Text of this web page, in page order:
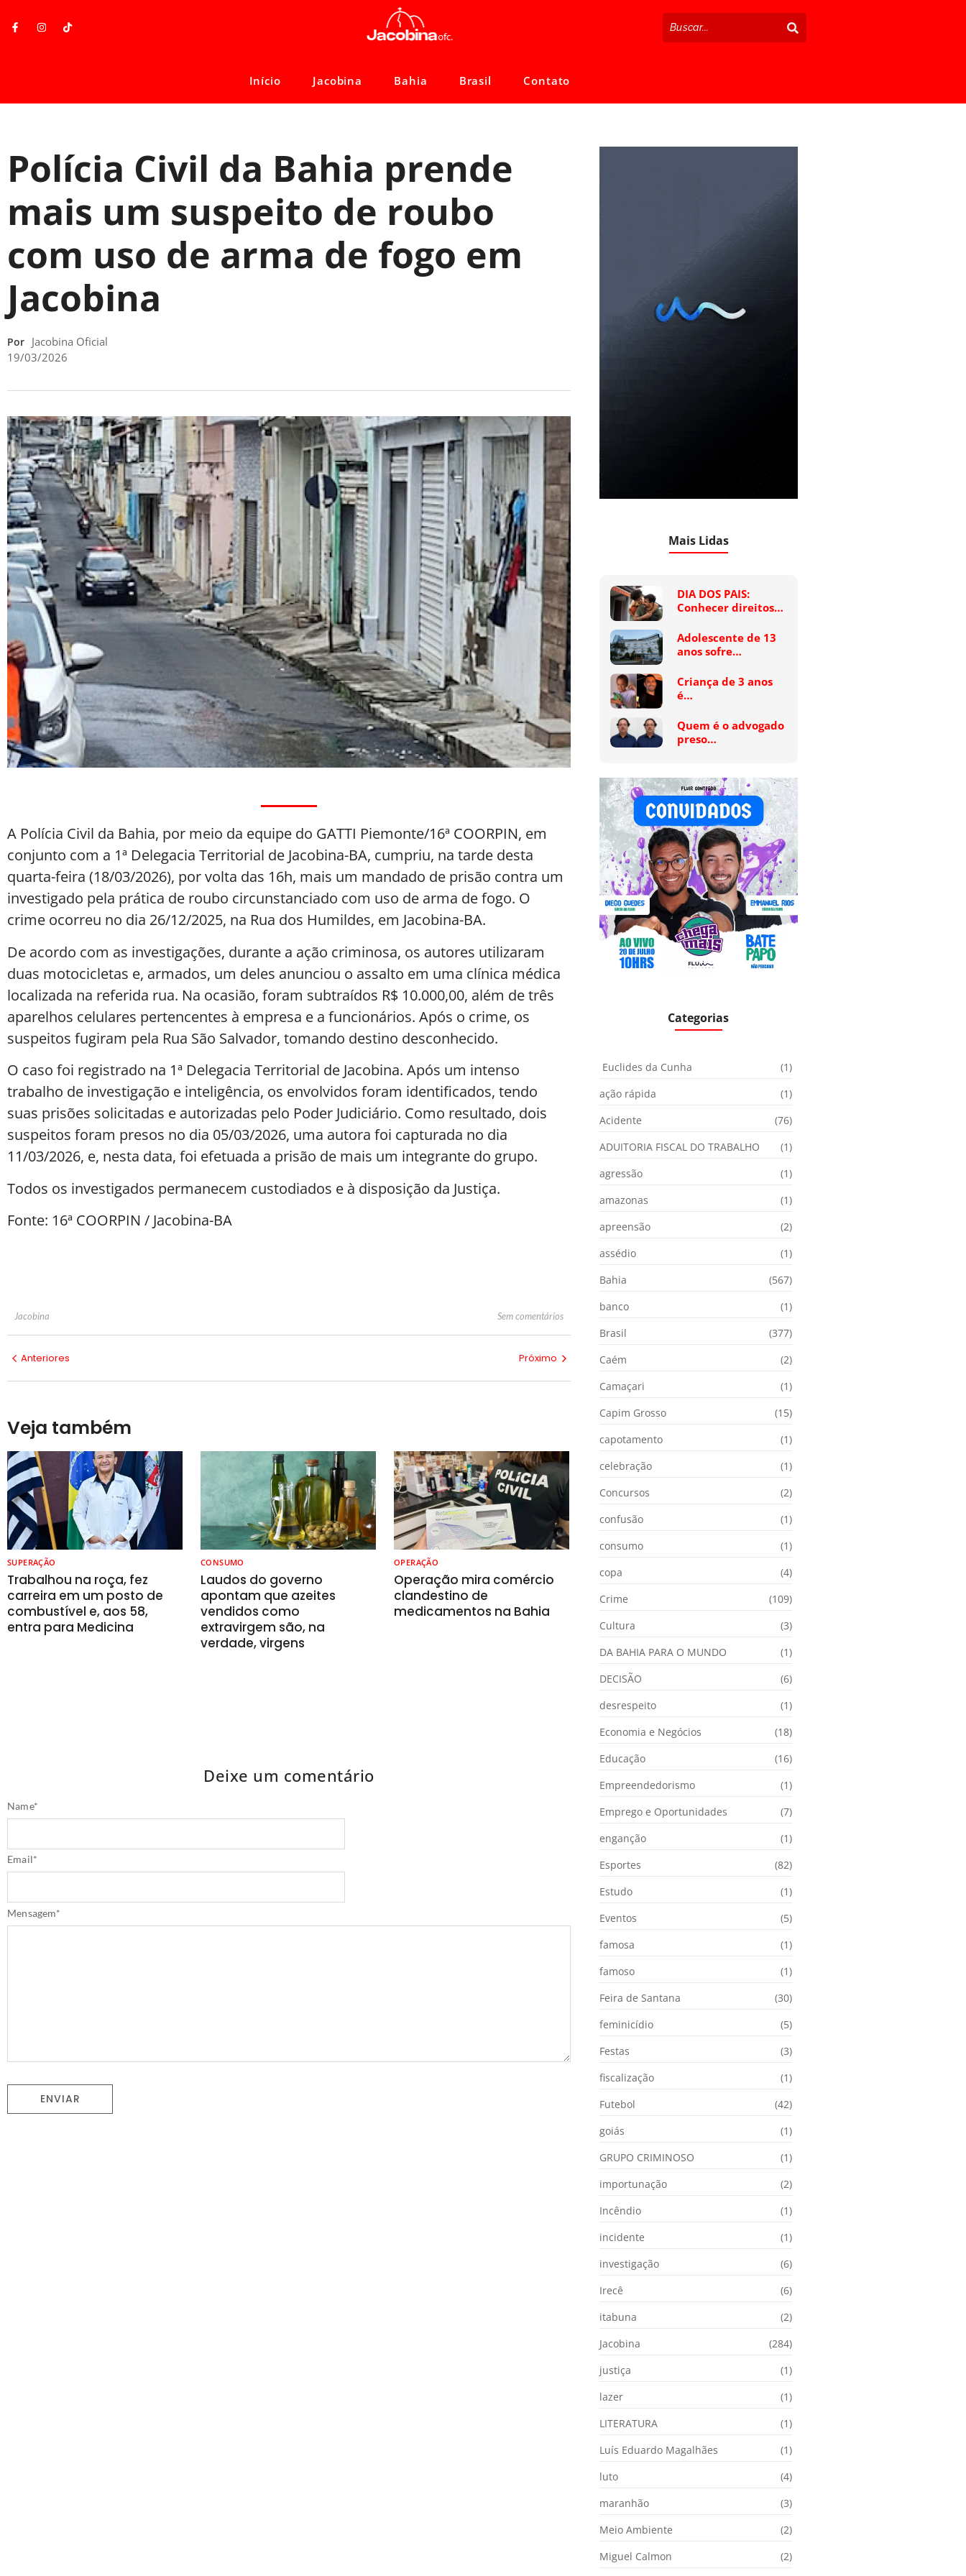
Início Jacobina Bahia Brasil Contato
Polícia Civil da Bahia prende
mais um suspeito de roubo
com uso de arma de fogo em
Jacobina
Por Jacobina Oficial
19/03/2026
A Polícia Civil da Bahia, por meio da equipe do GATTI Piemonte/16ª COORPIN, em
conjunto com a 1ª Delegacia Territorial de Jacobina-BA, cumpriu, na tarde desta
quarta-feira (18/03/2026), por volta das 16h, mais um mandado de prisão contra um
investigado pela prática de roubo circunstanciado com uso de arma de fogo. O
crime ocorreu no dia 26/12/2025, na Rua dos Humildes, em Jacobina-BA.
De acordo com as investigações, durante a ação criminosa, os autores utilizaram
duas motocicletas e, armados, um deles anunciou o assalto em uma clínica médica
localizada na referida rua. Na ocasião, foram subtraídos R$ 10.000,00, além de três
aparelhos celulares pertencentes à empresa e a funcionários. Após o crime, os
suspeitos fugiram pela Rua São Salvador, tomando destino desconhecido.
O caso foi registrado na 1ª Delegacia Territorial de Jacobina. Após um intenso
trabalho de investigação e inteligência, os envolvidos foram identificados, tendo
suas prisões solicitadas e autorizadas pelo Poder Judiciário. Como resultado, dois
suspeitos foram presos no dia 05/03/2026, uma autora foi capturada no dia
11/03/2026, e, nesta data, foi efetuada a prisão de mais um integrante do grupo.
Todos os investigados permanecem custodiados e à disposição da Justiça.
Fonte: 16ª COORPIN / Jacobina-BA
Jacobina Sem comentários
Anteriores Próximo
Veja também
SUPERAÇÃO
Trabalhou na roça, fez
carreira em um posto de
combustível e, aos 58,
entra para Medicina
CONSUMO
Laudos do governo
apontam que azeites
vendidos como
extravirgem são, na
verdade, virgens
OPERAÇÃO
Operação mira comércio
clandestino de
medicamentos na Bahia
Deixe um comentário
Name*
Email*
Mais Lidas
DIA DOS PAIS:
Conhecer direitos…
Adolescente de 13
anos sofre…
Criança de 3 anos
é…
Quem é o advogado
preso…
Categorias
Euclides da Cunha
(1)
ação rápida
(1)
Acidente
(76)
ADUITORIA FISCAL DO TRABALHO
(1)
agressão
(1)
amazonas
(1)
apreensão
(2)
assédio
(1)
Bahia
(567)
banco
(1)
Brasil
(377)
Caém
(2)
Camaçari
(1)
Capim Grosso
(15)
capotamento
(1)
celebração
(1)
Concursos
(2)
confusão
(1)
consumo
(1)
copa
(4)
Crime
(109)
Cultura
(3)
DA BAHIA PARA O MUNDO
(1)
DECISÃO
(6)
desrespeito
(1)
Economia e Negócios
(18)
Educação
(16)
Empreendedorismo
(1)
Emprego e Oportunidades
(7)
enganção
(1)
Esportes
(82)
Estudo
(1)
Eventos
(5)
famosa
(1)
famoso
(1)
Feira de Santana
(30)
feminicídio
(5)
Festas
(3)
fiscalização
(1)
Futebol
(42)
goiás
(1)
GRUPO CRIMINOSO
(1)
importunação
(2)
Incêndio
(1)
incidente
(1)
investigação
(6)
Irecê
(6)
itabuna
(2)
Jacobina
(284)
justiça
(1)
lazer
(1)
LITERATURA
(1)
Luís Eduardo Magalhães
(1)
luto
(4)
maranhão
(3)
Meio Ambiente
(2)
Miguel Calmon
(2)